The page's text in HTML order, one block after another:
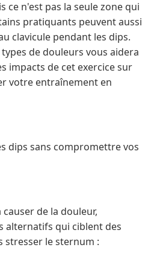
ce n'est pas la seule zone qui
pratiquants peuvent aussi
clavicule pendant les dips.
de douleurs vous aidera
impacts de cet exercice sur
votre entraînement en
dips sans compromettre vos
de la douleur,
alternatifs qui ciblent des
stresser le sternum :